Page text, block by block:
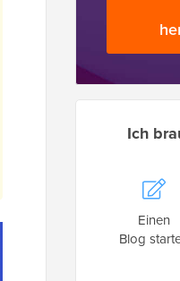
Ich
Einen
Blog